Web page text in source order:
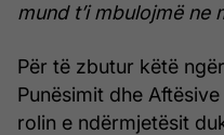
mund t’i mbulojmë ne
Për të zbutur këtë
Punësimit dhe
rolin e ndërmjetësit